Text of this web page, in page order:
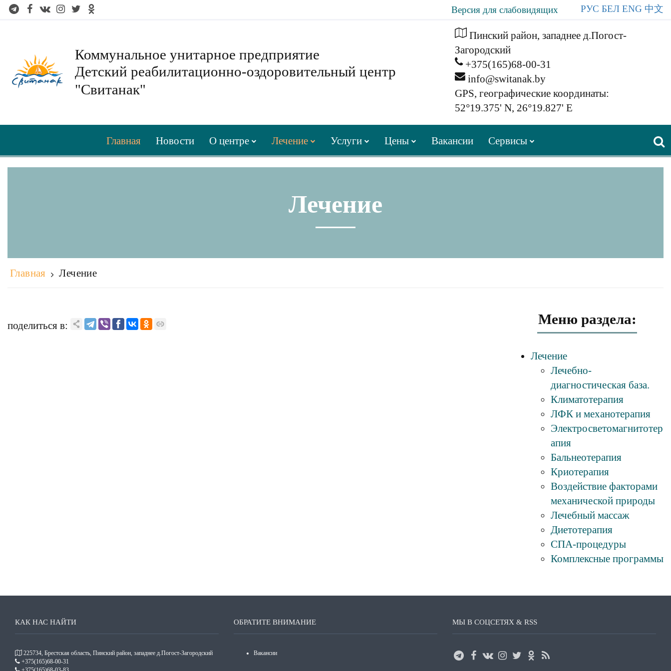
Версия для слабовидящих РУС БЕЛ ENG 中文
Коммунальное унитарное предприятие
Детский реабилитационно-оздоровительный центр
"Свитанак"
Пинский район, западнее д.Погост-
Загородский
+375(165)68-00-31
info@switanak.by
GPS, географические координаты:
52°19.375' N, 26°19.827' E
Главная Новости О центре Лечение Услуги Цены Вакансии Сервисы
Лечение
Главная Лечение
поделиться в: Меню раздела:
Лечение
Лечебно-
диагностическая база.
Климатотерапия
ЛФК и механотерапия
Электросветомагнитотер
апия
Бальнеотерапия
Криотерапия
Воздействие факторами
механической природы
Лечебный массаж
Диетотерапия
СПА-процедуры
Комплексные программы
КАК НАС НАЙТИ
225734, Брестская область, Пинский район, западнее д.Погост-Загородский
+375(165)68-00-31
ОБРАТИТЕ ВНИМАНИЕ
Вакансии
МЫ В СОЦСЕТЯХ & RSS